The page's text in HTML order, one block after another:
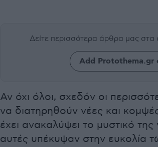
Δείτε περισσότερα άρθρα μας στα
Add Protothema.gr
Αν όχι όλοι, σχεδόν οι
να διατηρηθούν νέες και
έχει ανακαλύψει το μυστικό
αυτές υπέκυψαν στην ευκολία